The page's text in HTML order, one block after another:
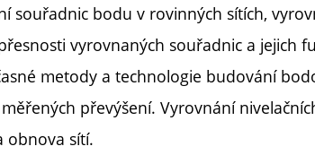
souřadnic bodu v rovinných sítích,
vyrovnaných souřadnic a jejich
metody a technologie budování
převýšení. Vyrovnání
obnova sítí.